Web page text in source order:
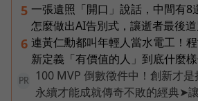
5 一張遺照「開口」說話，中間有8
怎麼做出AI告別式，讓逝者最後道
6 連黃仁勳都叫年輕人當水電工！
新定義「有價值的人」到底什麼樣
PR
100 MVP 倒數徵件中！創新才是
永續才能成就傳奇不敗的經典➤